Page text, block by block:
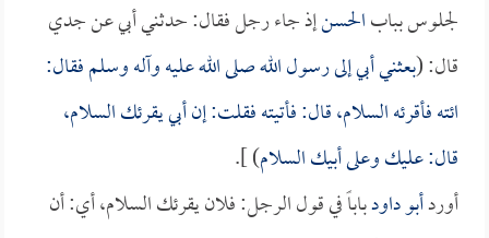
لجلوس ببابالحسنإذ جاء رجل فقال: حدثني أبي عن جدي
قال: (بعثني أبي إلى رسول الله صلى الله عليه وآله وسلم فقال:
ائته فأقرئه السلام، قال: فأتيته فقلت: إن أبي يقرئك السلام،
قال: عليك وعلى أبيك السلام) ].
أوردأبو داودباباً في قول الرجل: فلان يقرئك السلام، أي: أن